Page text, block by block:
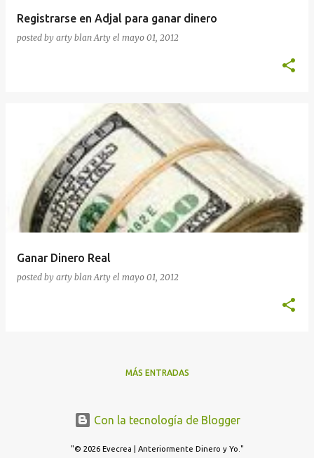
Registrarse en Adjal para ganar dinero
posted by arty blanArty el mayo 01, 2012
Ganar Dinero Real
posted by arty blanArty el mayo 01, 2012
MÁS ENTRADAS
Con la tecnología de Blogger
"© 2026 Evecrea | Anteriormente Dinero y Yo."